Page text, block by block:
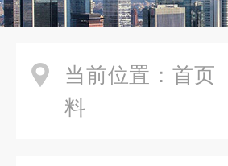
当前位置： 首页
料